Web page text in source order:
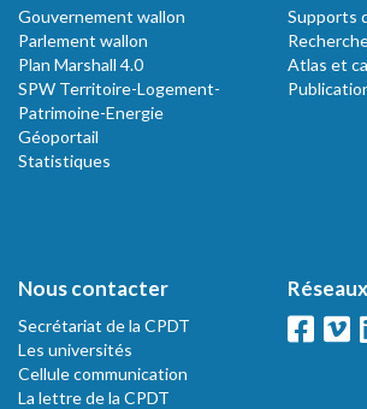
Gouvernement wallon
Parlement wallon
Plan Marshall 4.0
SPW Territoire-Logement-
Patrimoine-Energie
Géoportail
Statistiques
Supports
Atlas et
Nous contacter
Secrétariat de la CPDT
Les universités
Cellule communication
La lettre de la CPDT